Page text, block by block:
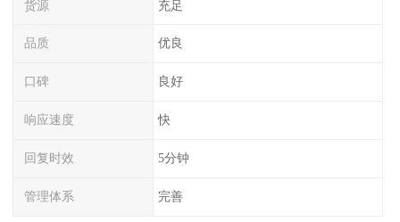
货源 充足
品质 优良
口碑 良好
响应速度 快
回复时效 5分钟
管理体系 完善